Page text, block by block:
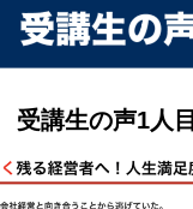
受講生の声1人目